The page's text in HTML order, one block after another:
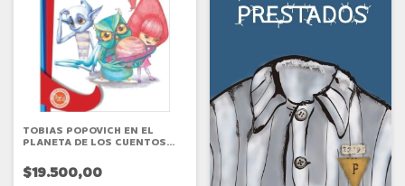
TOBIAS POPOVICH EN EL
PLANETA DE LOS CUENTOS
$19.500,00